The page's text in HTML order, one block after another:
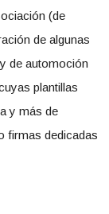
(de
de algunas
de automoción
plantillas
y más de
firmas dedicadas